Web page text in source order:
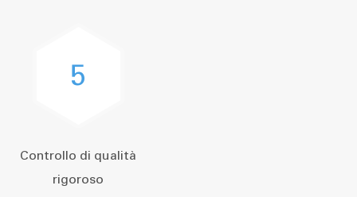
5
Controllo di qualità
rigoroso